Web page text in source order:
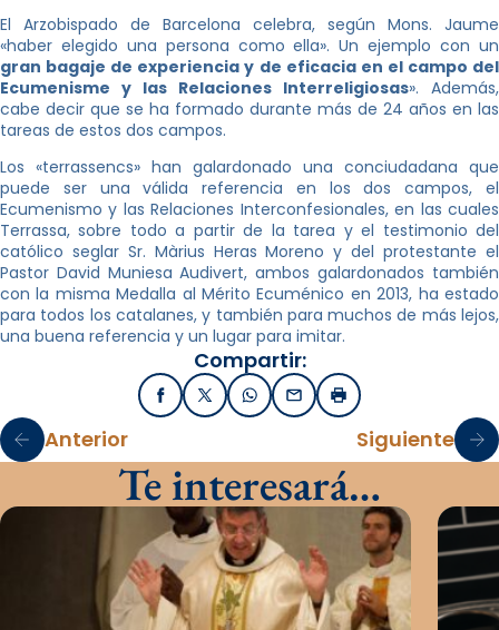
El Arzobispado de Barcelona celebra, según Mons. Jaume
«haber elegido una persona como ella». Un ejemplo con un
gran bagaje de experiencia y de eficacia en el campo del
Ecumenisme y las Relaciones Interreligiosas». Además,
cabe decir que se ha formado durante más de 24 años en las
tareas de estos dos campos.
Los «terrassencs» han galardonado una conciudadana que
puede ser una válida referencia en los dos campos, el
Ecumenismo y las Relaciones Interconfesionales, en las cuales
Terrassa, sobre todo a partir de la tarea y el testimonio del
católico seglar Sr. Màrius Heras Moreno y del protestante el
Pastor David Muniesa Audivert, ambos galardonados también
con la misma Medalla al Mérito Ecuménico en 2013, ha estado
para todos los catalanes, y también para muchos de más lejos,
una buena referencia y un lugar para imitar.
Compartir:
FacebookX / TwitterWhatsApp
EmailImprimir
Anterior Siguiente
Te interesará…